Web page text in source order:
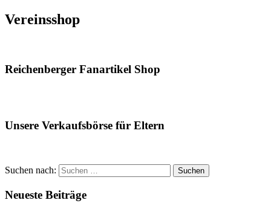
Vereinsshop
Reichenberger Fanartikel Shop
Unsere Verkaufsbörse für Eltern
Suchen nach: Suchen
Neueste Beiträge